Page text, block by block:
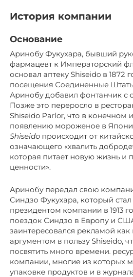
История компании
Основание
Аринобу Фукухара, бывший
фармацевт к Императорский
основал аптеку Shiseido в 1872
посещения Соединенные
Аринобу добавил фонтанчик с
Позже это переросло в
Shiseido Parlor, что в конечном
появлению мороженое в
Shiseido происходит от
означающего «хвалить
которая питает новую жизнь и
ценности».
Аринобу передал свою
Синдзо Фукухара, который
президентом компании в 1913
поездок Синдзо в Европу и
заинтересовался рекламой
аргументом в пользу Shiseido,
посвятить много времени.
компании, многие из которых
упаковке продуктов и в